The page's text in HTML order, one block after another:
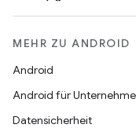
MEHR ZU ANDROID
Android
Android für
Datensicherheit